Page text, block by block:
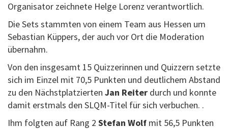
Organisator zeichnete Helge Lorenz verantwortlich.
Die Sets stammten von einem Team aus Hessen um
Sebastian Küppers, der auch vor Ort die Moderation
übernahm.
Von den insgesamt 15 Quizzerinnen und Quizzern setzte
sich im Einzel mit 70,5 Punkten und deutlichem Abstand
zu den Nächstplatzierten Jan Reiter durch und konnte
damit erstmals den SLQM-Titel für sich verbuchen. .
Ihm folgten auf Rang 2 Stefan Wolf mit 56,5 Punkten